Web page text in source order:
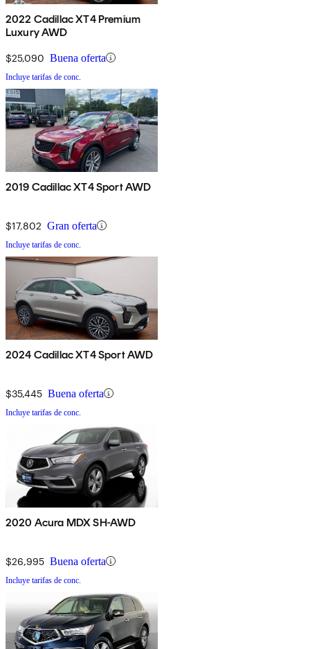
2022 Cadillac XT4 Premium
Luxury AWD
$25,090 Buena oferta
Incluye tarifas de conc.
2019 Cadillac XT4 Sport AWD
$17,802 Gran oferta
Incluye tarifas de conc.
2024 Cadillac XT4 Sport AWD
$35,445 Buena oferta
Incluye tarifas de conc.
2020 Acura MDX SH-AWD
$26,995 Buena oferta
Incluye tarifas de conc.